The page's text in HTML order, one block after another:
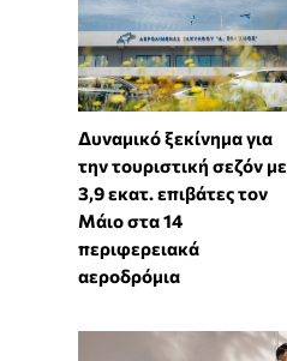
Δυναμικό ξεκίνημα για
την τουριστική σεζόν με
3,9 εκατ. επιβάτες τον
Μάιο στα 14
περιφερειακά
αεροδρόμια